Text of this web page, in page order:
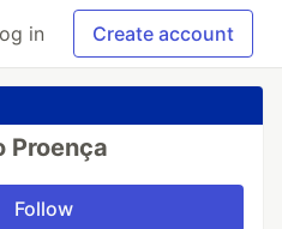
in Create account
Proença
Follow